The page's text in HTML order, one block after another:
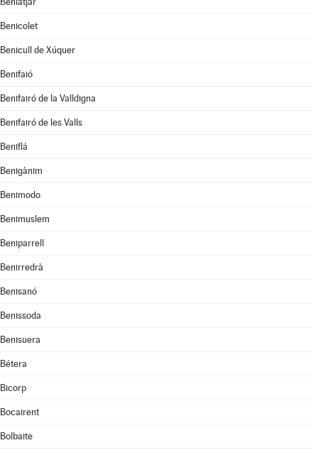
Benicolet
Benicull de Xúquer
Benifaió
Benifairó de la Valldigna
Benifairó de les Valls
Beniflá
Benigànim
Benimodo
Benimuslem
Beniparrell
Benirredrà
Benisanó
Benissoda
Benisuera
Bétera
Bicorp
Bocairent
Bolbaite